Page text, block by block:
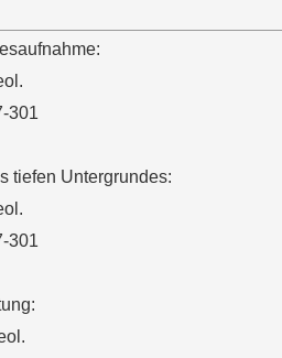
301
tiefen Untergrundes:
301